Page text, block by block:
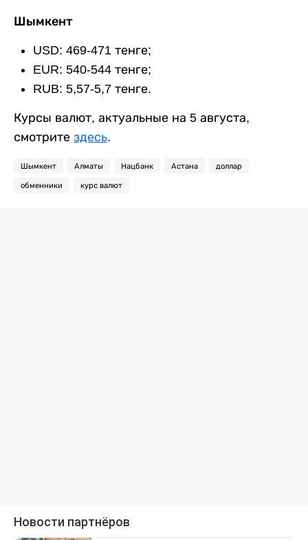
Шымкент
USD: 469-471 тенге;
EUR: 540-544 тенге;
RUB: 5,57-5,7 тенге.
Курсы валют, актуальные на 5 августа,
смотрите здесь.
Шымкент Алматы Нацбанк Астана доллар
обменники курс валют